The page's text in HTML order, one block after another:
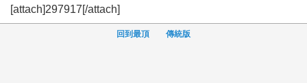
[attach]297917[/attach]
回到最頂 傳統版